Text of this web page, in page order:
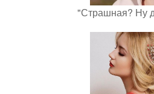
"Страшная? Ну